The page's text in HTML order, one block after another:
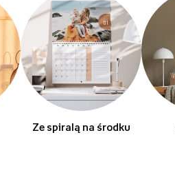
Ze spiralą na środku